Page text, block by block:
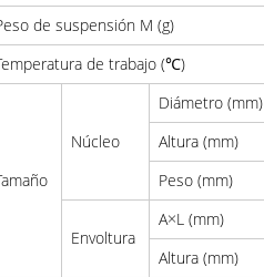
de suspensión M (g)
de trabajo (℃)
Núcleo
Diámetro (mm)
Altura (mm)
Peso (mm)
Envoltura
A×L (mm)
Altura (mm)